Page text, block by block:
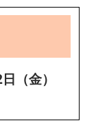
（金）